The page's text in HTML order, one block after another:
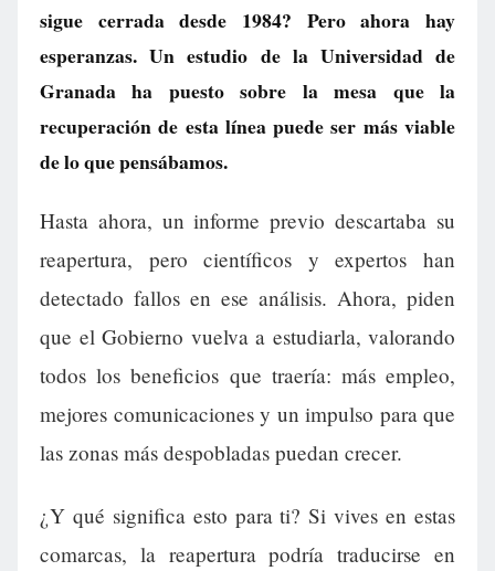
sigue cerrada desde 1984? Pero ahora hay
esperanzas. Un estudio de la Universidad de
Granada ha puesto sobre la mesa que la
recuperación de esta línea puede ser más viable
de lo que pensábamos.
Hasta ahora, un informe previo descartaba su
reapertura, pero científicos y expertos han
detectado fallos en ese análisis. Ahora, piden
que el Gobierno vuelva a estudiarla, valorando
todos los beneficios que traería: más empleo,
mejores comunicaciones y un impulso para que
las zonas más despobladas puedan crecer.
¿Y qué significa esto para ti? Si vives en estas
comarcas, la reapertura podría traducirse en